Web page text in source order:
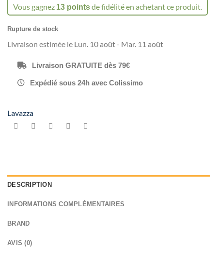
Vous gagnez 13 pointsde fidélité en achetant ce produit.
Rupture de stock
Livraison estimée le Lun. 10 août - Mar. 11 août
Livraison GRATUITE dès 79€
Expédié sous 24h avec Colissimo
Lavazza
DESCRIPTION
INFORMATIONS COMPLÉMENTAIRES
BRAND
AVIS (0)